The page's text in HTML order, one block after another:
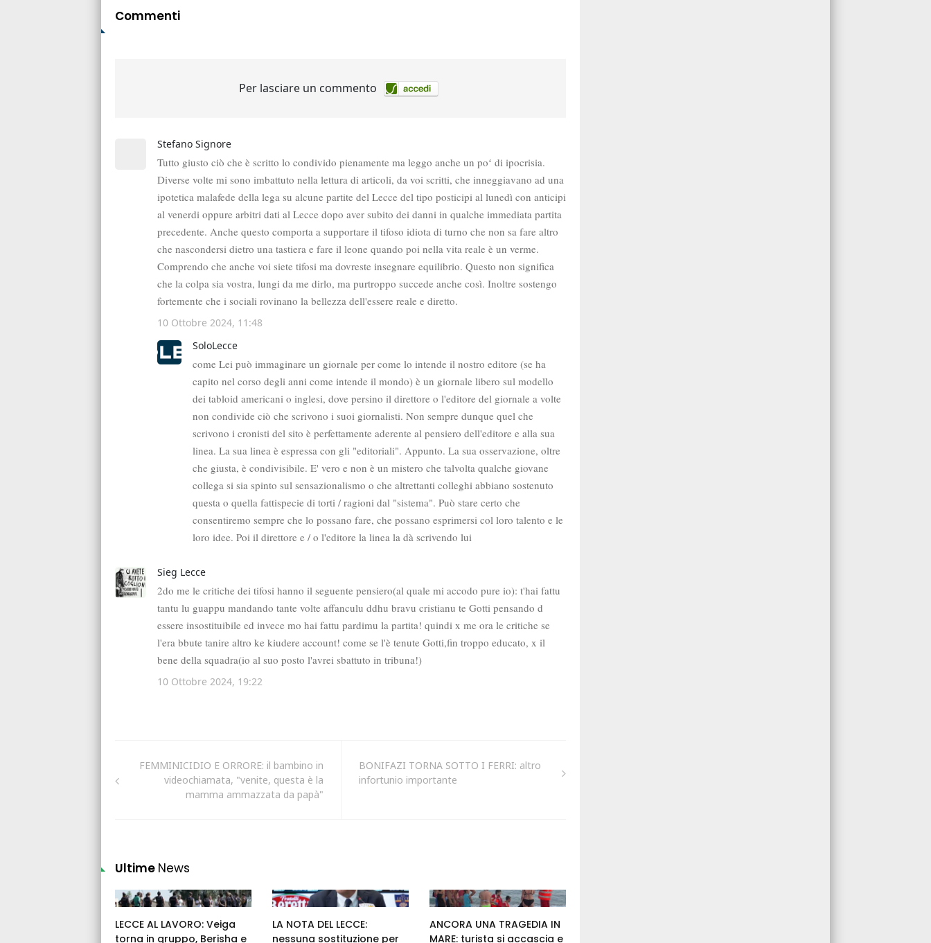
Commenti
FEMMINICIDIO E ORRORE: il bambino in
videochiamata, "venite, questa è la
mamma ammazzata da papà"
BONIFAZI TORNA SOTTO I FERRI: altro
infortunio importante
Ultime News
LECCE AL LAVORO: Veiga
torna in gruppo, Berisha e
LA NOTA DEL LECCE:
nessuna sostituzione per
ANCORA UNA TRAGEDIA IN
MARE: turista si accascia e